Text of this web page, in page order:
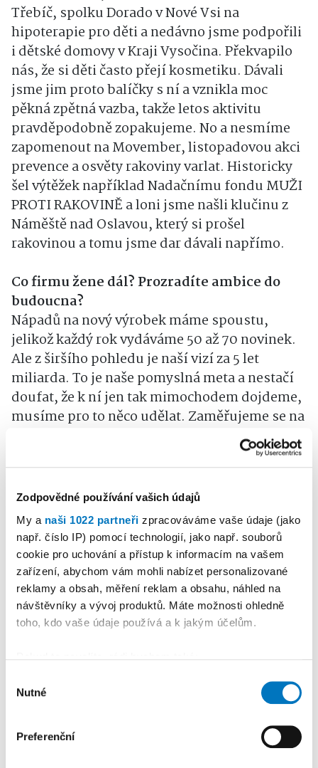
Zodpovědné používání vašich údajů
My a naši 1022 partneři zpracováváme vaše údaje (jako
např. číslo IP) pomocí technologií, jako např. souborů
cookie pro uchování a přístup k informacím na vašem
zařízení, abychom vám mohli nabízet personalizované
reklamy a obsah, měření reklam a obsahu, náhled na
návštěvníky a vývoj produktů. Máte možnosti ohledně
toho, kdo vaše údaje používá a k jakým účelům.
poloze, které mohou být přesné na několik metrů
skenování pro konkrétní charakteristiky (otisk prstu)
Zjistěte více o tom, jak zpracováváme vaše osobní
souhlasu
Nutné
Preferenční
Třebíč, spolku Dorado v Nové Vsi na
hipoterapie pro děti a nedávno jsme podpořili
i dětské domovy v Kraji Vysočina. Překvapilo
nás, že si děti často přejí kosmetiku. Dávali
jsme jim proto balíčky s ní a vznikla moc
pěkná zpětná vazba, takže letos aktivitu
pravděpodobně zopakujeme. No a nesmíme
zapomenout na Movember, listopadovou akci
prevence a osvěty rakoviny varlat. Historicky
šel výtěžek například Nadačnímu fondu MUŽI
PROTI RAKOVINĚ a loni jsme našli klučinu z
Náměště nad Oslavou, který si prošel
rakovinou a tomu jsme dar dávali napřímo.
Co firmu žene dál? Prozradíte ambice do
budoucna?
Nápadů na nový výrobek máme spoustu,
jelikož každý rok vydáváme 50 až 70 novinek.
Ale z širšího pohledu je naší vizí za 5 let
miliarda. To je naše pomyslná meta a nestačí
doufat, že k ní jen tak mimochodem dojdeme,
musíme pro to něco udělat. Zaměřujeme se na
zahraniční expanzi i zvýšení povědomí o
našich značkách pomocí různých brandových
aktivit. Do budoucna tak plánujeme nové
produkty, možná i značky, ale konkrétní
nápady si necháme pod pokličkou a oslovíme
s nimi zákazníky až bude ten správný čas.
Autor: Lucie Málková
0
Sdílejte
12:00 Kdo stojí za úspěchy třebíčské